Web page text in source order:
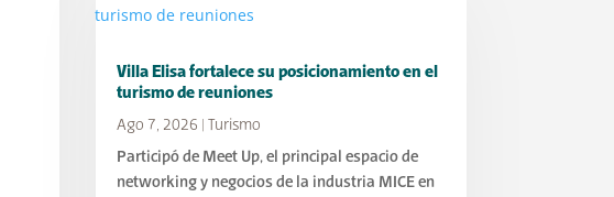
Villa Elisa fortalece su posicionamiento en el
turismo de reuniones
Ago 7, 2026
Turismo
Participó de Meet Up, el principal espacio de
networking y negocios de la industria MICE en